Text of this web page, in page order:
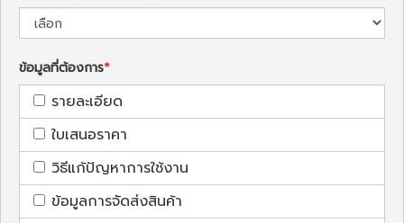
ข้อมูลที่ต้องการ
รายละเอียด
ใบเสนอราคา
วิธีแก้ปัญหาการใช้งาน
ข้อมูลการจัดส่งสินค้า